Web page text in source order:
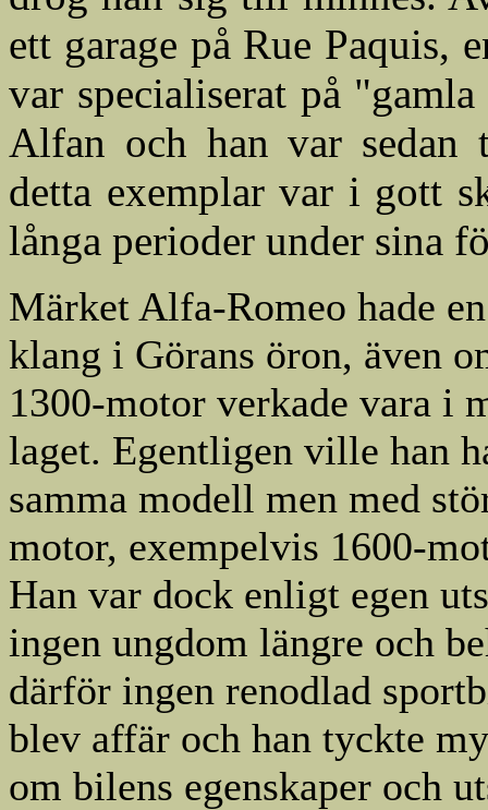
ett garage på Rue Paquis,
var specialiserat på
Alfan och han var sedan
detta exemplar var i gott
långa perioder under sina
Märket Alfa-Romeo hade
klang i Görans öron, även
1300-motor verkade vara i
laget. Egentligen ville han
samma modell men med
motor, exempelvis 1600-
Han var dock enligt egen
ingen ungdom längre och
därför ingen renodlad
blev affär och han tyckte
om bilens egenskaper och